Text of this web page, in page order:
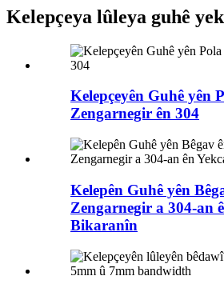
Kelepçeya lûleya guhê
Kelepçeyên Guhê yên
Zengarnegir ên 304
Kelepên Guhê yên
Zengarnegir a 304-an
Bikaranîn